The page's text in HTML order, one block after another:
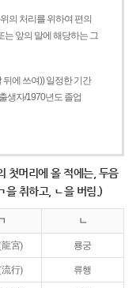
의 처리를 위하여 편의
는 앞의 말에 해당하는 그
뒤에 쓰여)) 일정한 기간
생자/1970년도 졸업
첫머리에 올 적에는, 두음
을 취하고, ㄴ을 버림.)
ㄴ
龍宮) 룡궁
流行) 류행